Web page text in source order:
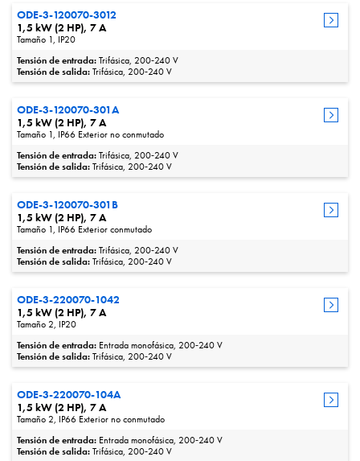
ODE-3-120070-3012
1,5 kW (2 HP), 7 A
Tamaño 1, IP20
Tensión de entrada:Trifásica, 200‑240 V
Tensión de salida:Trifásica, 200‑240 V
ODE-3-120070-301A
1,5 kW (2 HP), 7 A
Tamaño 1, IP66 Exterior no conmutado
Tensión de entrada:Trifásica, 200‑240 V
Tensión de salida:Trifásica, 200‑240 V
ODE-3-120070-301B
1,5 kW (2 HP), 7 A
Tamaño 1, IP66 Exterior conmutado
Tensión de entrada:Trifásica, 200‑240 V
Tensión de salida:Trifásica, 200‑240 V
ODE-3-220070-1042
1,5 kW (2 HP), 7 A
Tamaño 2, IP20
Tensión de entrada: Entrada monofásica, 200‑240 V
Tensión de salida:Trifásica, 200‑240 V
ODE-3-220070-104A
1,5 kW (2 HP), 7 A
Tamaño 2, IP66 Exterior no conmutado
Tensión de entrada: Entrada monofásica, 200‑240 V
Tensión de salida:Trifásica, 200‑240 V